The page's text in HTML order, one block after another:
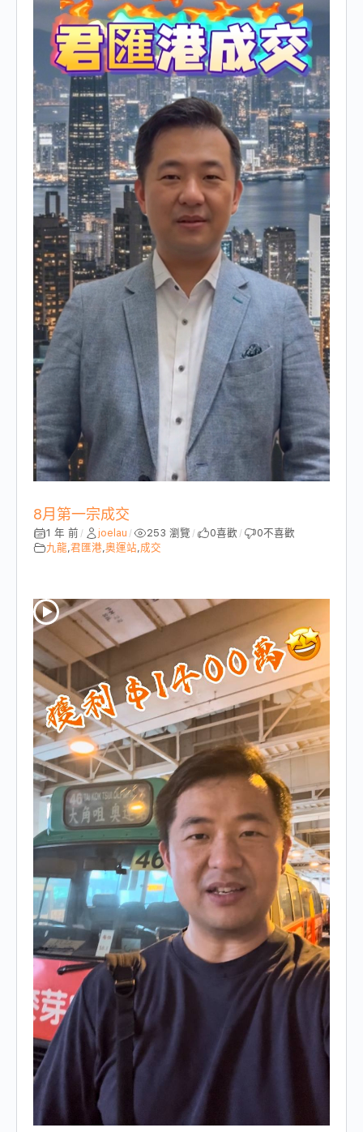
8月第一宗成交
1 年 前 / joelau / 253 瀏覽 / 0喜歡 / 0不喜歡
九龍 君匯港 奧運站 成交